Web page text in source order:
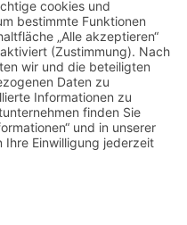
Glonntal